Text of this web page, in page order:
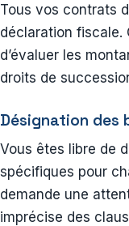
Tous vos contrats
déclaration fiscale.
d’évaluer les
droits de
Désignation des
Vous êtes libre de
spécifiques pour
demande une
imprécise des